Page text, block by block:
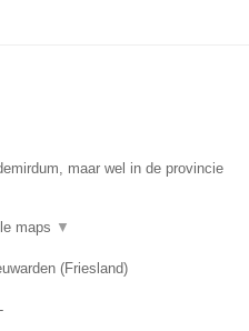
maar wel in de provincie
maps ▼
(Friesland)
-